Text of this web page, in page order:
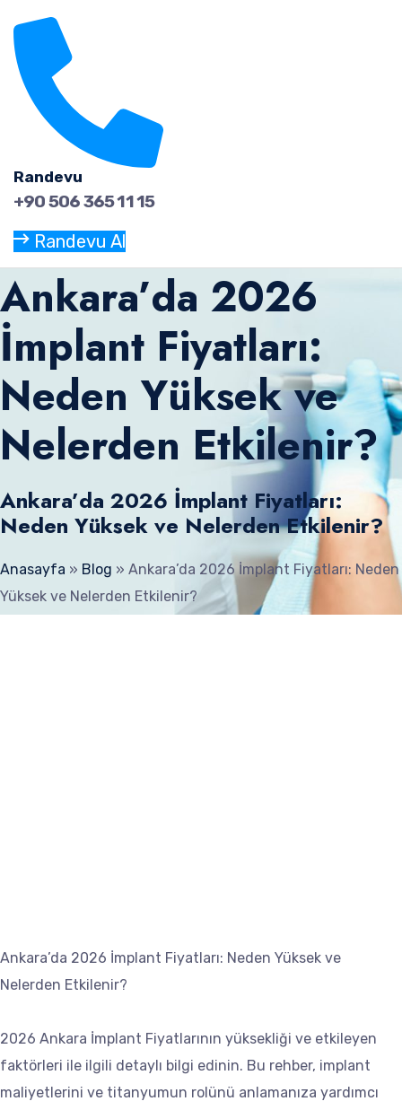
Randevu
+90 506 365 11 15
Randevu Al
Ankara’da 2026
İmplant Fiyatları:
Neden Yüksek ve
Nelerden Etkilenir?
Ankara’da 2026 İmplant Fiyatları:
Neden Yüksek ve Nelerden Etkilenir?
Anasayfa » Blog » Ankara’da 2026 İmplant Fiyatları: Neden
Yüksek ve Nelerden Etkilenir?
Ankara’da 2026 İmplant Fiyatları: Neden Yüksek ve
Nelerden Etkilenir?
2026 Ankara İmplant Fiyatlarının yüksekliği ve etkileyen
faktörleri ile ilgili detaylı bilgi edinin. Bu rehber, implant
maliyetlerini ve titanyumun rolünü anlamanıza yardımcı